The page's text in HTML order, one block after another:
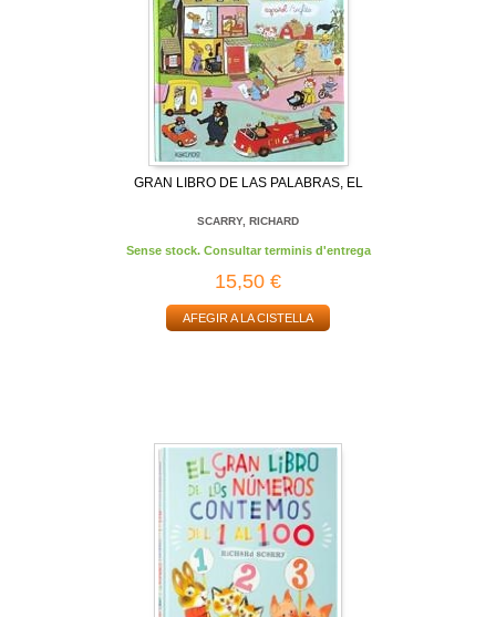
GRAN LIBRO DE LAS PALABRAS, EL
SCARRY, RICHARD
Sense stock. Consultar terminis d'entrega
15,50 €
AFEGIR A LA CISTELLA